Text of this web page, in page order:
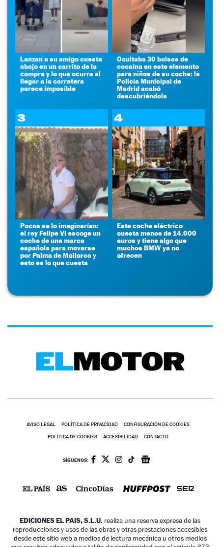
Lanzan a su amigo cuesta
abajo en un carrito de la
compra y lo que ocurre al
llegar a la carretera
parece imposible
Ocultaba 30 bolsas de
cocaína en este elemento
para niños de su coche: la
Policía Municipal de
Madrid acabó
descubriéndola
3
Pocos se lo imaginarían:
el rey Felipe VI escoge un
coche de una marca
española para moverse
por Palma de Mallorca y
esto es lo que cuesta
4
Este coche eléctrico
cuesta menos de 14.000
euros y tiene algo que
muchos BMW ya no
ofrecen
AVISO LEGAL POLÍTICA DE PRIVACIDAD CONFIGURACIÓN DE COOKIES
POLÍTICA DE COOKIES ACCESIBILIDAD CONTACTO
SÍGUENOS:
EDICIONES EL PAIS, S.L.U. realiza una reserva expresa de las
reproducciones y usos de las obras y otras prestaciones accesibles
desde este sitio web a medios de lectura mecánica u otros medios